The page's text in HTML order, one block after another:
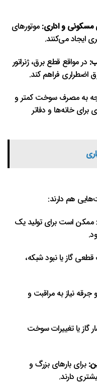
و اداری: موتورهای
ایجاد می‌کنند.
در مواقع قطع برق، ژنراتور
اضطراری فراهم کند.
به مصرف سوخت کمتر و
برای خانه‌ها و دفاتر
هم دارند:
ممکن است برای تولید یک
گاز یا نبود شبکه،
نیاز به مراقبت و
گاز یا تغییرات سوخت
برای بارهای بزرگ و
دارند.